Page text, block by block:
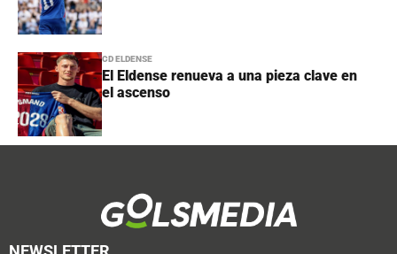
CD ELDENSE
El Eldense renueva a una pieza clave en
el ascenso